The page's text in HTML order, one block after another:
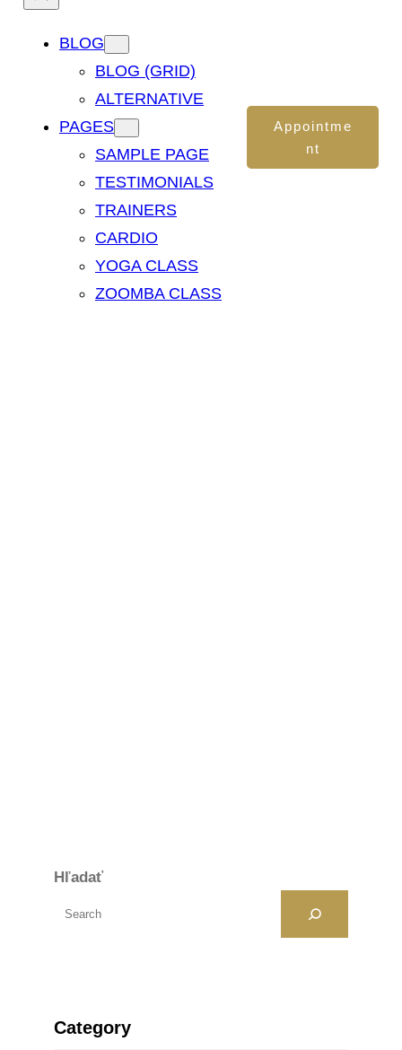
BLOG
BLOG (GRID)
ALTERNATIVE
PAGES
SAMPLE PAGE
TESTIMONIALS
TRAINERS
CARDIO
YOGA CLASS
ZOOMBA CLASS
Appointme
nt
Hľadať
Category